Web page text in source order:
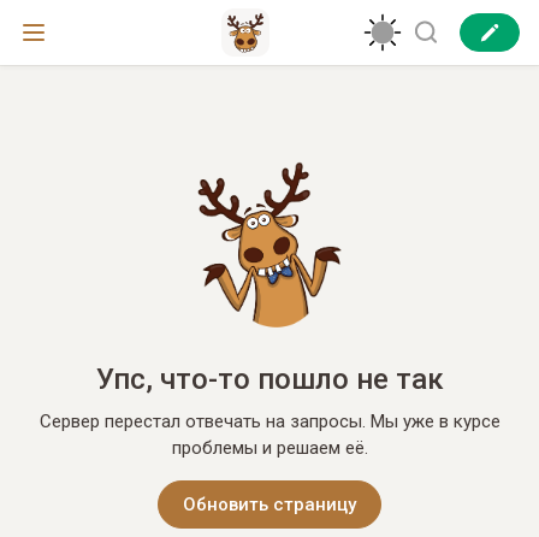
Упс, что-то пошло не так
Сервер перестал отвечать на запросы. Мы уже в курсе
проблемы и решаем её.
Обновить страницу